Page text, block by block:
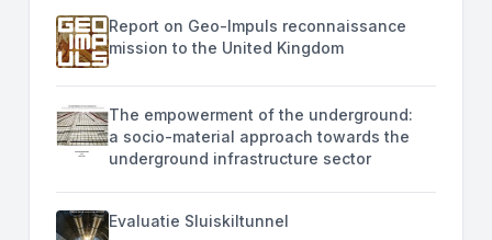
Report on Geo-Impuls reconnaissance
mission to the United Kingdom
The empowerment of the underground:
a socio-material approach towards the
underground infrastructure sector
Evaluatie Sluiskiltunnel